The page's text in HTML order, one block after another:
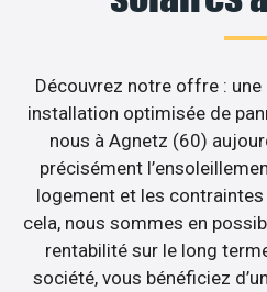
Découvrez notre offre :
installation optimisée de
nous à Agnetz (60)
précisément
logement et les contraintes
cela, nous sommes en
rentabilité sur le long
société, vous bénéficiez